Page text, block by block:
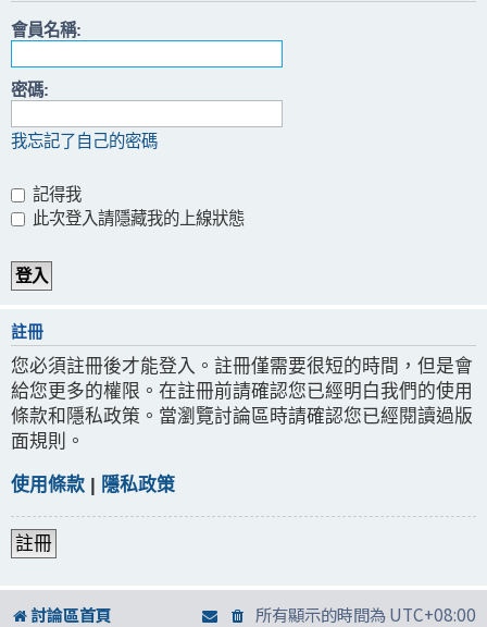
會員名稱:
密碼:
我忘記了自己的密碼
記得我
此次登入請隱藏我的上線狀態
註冊
您必須註冊後才能登入。註冊僅需要很短的時間，但是會
給您更多的權限。在註冊前請確認您已經明白我們的使用
條款和隱私政策。當瀏覽討論區時請確認您已經閱讀過版
面規則。
使用條款 | 隱私政策
註冊
討論區首頁 所有顯示的時間為UTC+08:00